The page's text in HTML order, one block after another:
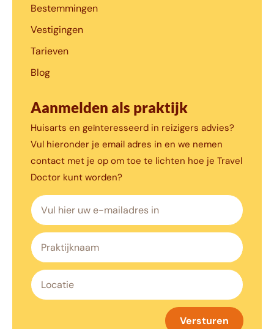
Bestemmingen
Vestigingen
Tarieven
Blog
Aanmelden als praktijk
Huisarts en geïnteresseerd in reizigers advies?
Vul hieronder je email adres in en we nemen
contact met je op om toe te lichten hoe je Travel
Doctor kunt worden?
Versturen